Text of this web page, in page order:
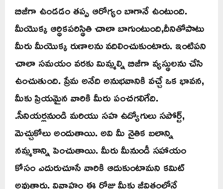
బిజీగా ఉండడం తప్ప ఆరోగ్యం బాగానే ఉంటుంది.
మీయొక్క ఆర్ధికపరిస్థితి చాలా బాగుంటుంది,దీనితోపాటు
మీరు మీయొక్క రుణాలను వదిలించుకుంటారు. ఇంటిపని
చాలా సమయం వరకు మిమ్మల్ని బిజీగా వ్యస్థులను చేసి
ఉంచుతుంది. ప్రేమ అనేది అనుభవానికి వచ్చే ఒక భావన,
మీకు ప్రియమైన వారికి మీరు పంచగలిగేది.
.సీనియర్లనుండి మరియు సహ ఉద్యోగులు సపోర్ట్,
మెచ్చుకోలు అందుతాయి. అవి మీ నైతిక బలాన్ని
నమ్మకాన్ని పెంచుతాయి. మీరు మీనుండీ సహాయం
కోసం ఎదురుచూసే వారికి ఆదుకుంటామని కమిట్
అవుతారు. వివాహం ఈ రోజు మీకు జీవితంలోనే